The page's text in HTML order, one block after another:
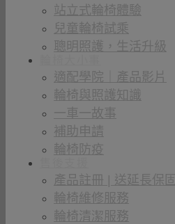
站立式輪椅體驗
兒童輪椅試乘
聰明照護，生活升級
適配學院｜產品影片
輪椅與照護知識
一車一故事
補助申請
輪椅防疫
產品註冊 | 送延長保固
輪椅維修服務
輪椅清潔服務